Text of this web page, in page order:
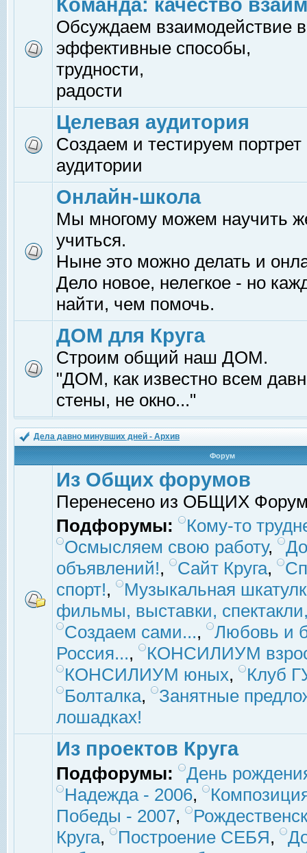
Команда: качество
Обсуждаем взаимодействие
эффективные способы,
трудности,
радости
Целевая аудитория
Создаем и тестируем
аудитории
Онлайн-школа
Мы многому можем научить
учиться.
Ныне это можно делать и
Дело новое, нелегкое - но
найти, чем помочь.
ДОМ для Круга
Строим общий наш ДОМ.
"ДОМ, как известно всем
стены, не окно..."
Дела давно минувших дней - Архив
Форум
Из Общих форумов
Перенесено из ОБЩИХ
Подфорумы:
Кому-то
Осмысляем свою работу,
объявлений!, Сайт Круга,
спорт!,
Музыкальная
фильмы, выставки,
Создаем сами...,
Любовь и
Россия...,
КОНСИЛИУМ
КОНСИЛИУМ юных,
Клуб
Болталка,
Занятные
лошадках!
Из проектов Круга
Подфорумы:
День
Надежда - 2006,
Победы - 2007,
Круга, Построение СЕБЯ,